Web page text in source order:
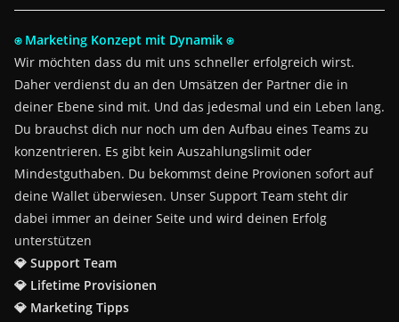
⍟ Marketing Konzept mit Dynamik ⍟
Wir möchten dass du mit uns schneller erfolgreich wirst.
Daher verdienst du an den Umsätzen der Partner die in
deiner Ebene sind mit. Und das jedesmal und ein Leben lang.
Du brauchst dich nur noch um den Aufbau eines Teams zu
konzentrieren. Es gibt kein Auszahlungslimit oder
Mindestguthaben. Du bekommst deine Provionen sofort auf
deine Wallet überwiesen. Unser Support Team steht dir
dabei immer an deiner Seite und wird deinen Erfolg
unterstützen
💎 Support Team
💎 Lifetime Provisionen
💎 Marketing Tipps